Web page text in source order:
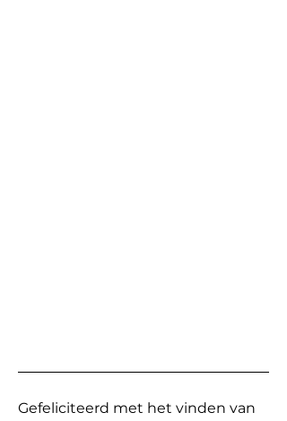
Gefeliciteerd met het vinden van